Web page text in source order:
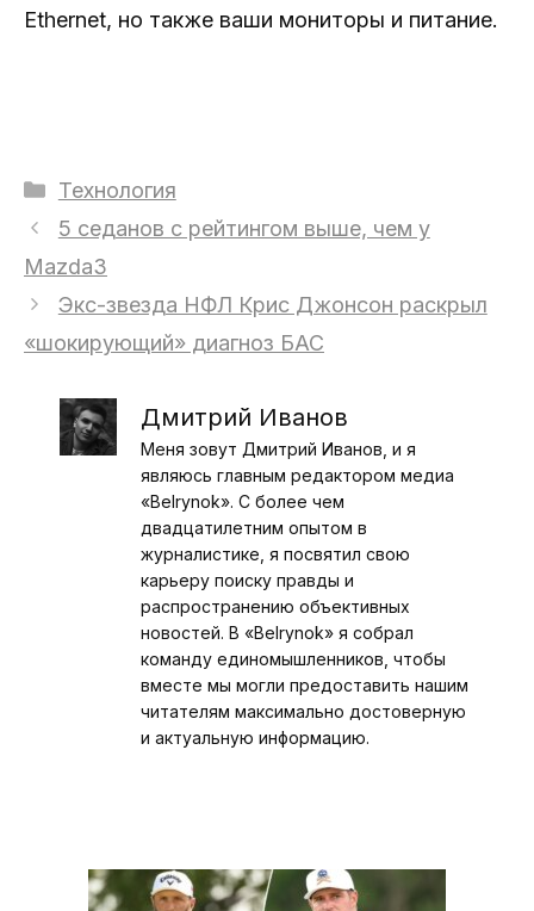
Ethernet, но также ваши мониторы и питание.
Рубрики
Технология
5 седанов с рейтингом выше, чем у
Mazda3
Экс-звезда НФЛ Крис Джонсон раскрыл
«шокирующий» диагноз БАС
Дмитрий Иванов
Меня зовут Дмитрий Иванов, и я
являюсь главным редактором медиа
«Belrynok». С более чем
двадцатилетним опытом в
журналистике, я посвятил свою
карьеру поиску правды и
распространению объективных
новостей. В «Belrynok» я собрал
команду единомышленников, чтобы
вместе мы могли предоставить нашим
читателям максимально достоверную
и актуальную информацию.